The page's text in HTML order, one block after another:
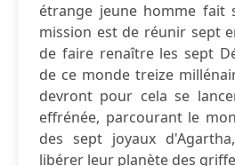
étrange jeune homme fait
mission est de réunir sept
de faire renaître les sept
de ce monde treize
devront pour cela se
effrénée, parcourant le
des sept joyaux
libérer leur planète des